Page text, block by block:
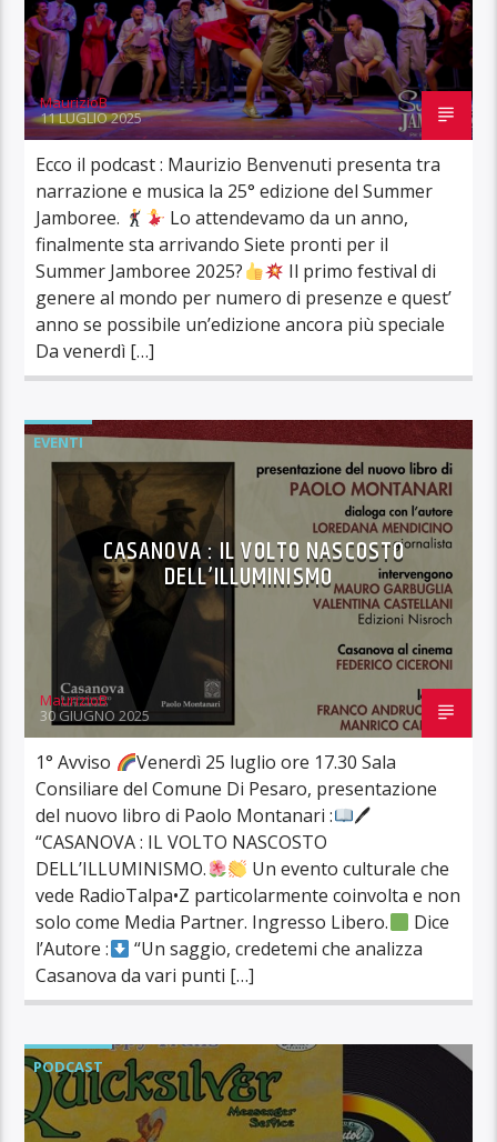
MaurizioB
11 LUGLIO 2025
Ecco il podcast : Maurizio Benvenuti presenta tra
narrazione e musica la 25° edizione del Summer
Jamboree.
Lo attendevamo da un anno,
finalmente sta arrivando Siete pronti per il
Summer Jamboree 2025?
Il primo festival di
genere al mondo per numero di presenze e quest’
anno se possibile un’edizione ancora più speciale
Da venerdì […]
EVENTI
CASANOVA : IL VOLTO NASCOSTO
DELL’ILLUMINISMO
MaurizioB
30 GIUGNO 2025
1° Avviso
Venerdì 25 luglio ore 17.30 Sala
Consiliare del Comune Di Pesaro, presentazione
del nuovo libro di Paolo Montanari :
🖊
“CASANOVA : IL VOLTO NASCOSTO
DELL’ILLUMINISMO.
Un evento culturale che
vede RadioTalpa•Z particolarmente coinvolta e non
solo come Media Partner. Ingresso Libero.
Dice
l’Autore :
“Un saggio, credetemi che analizza
Casanova da vari punti […]
PODCAST